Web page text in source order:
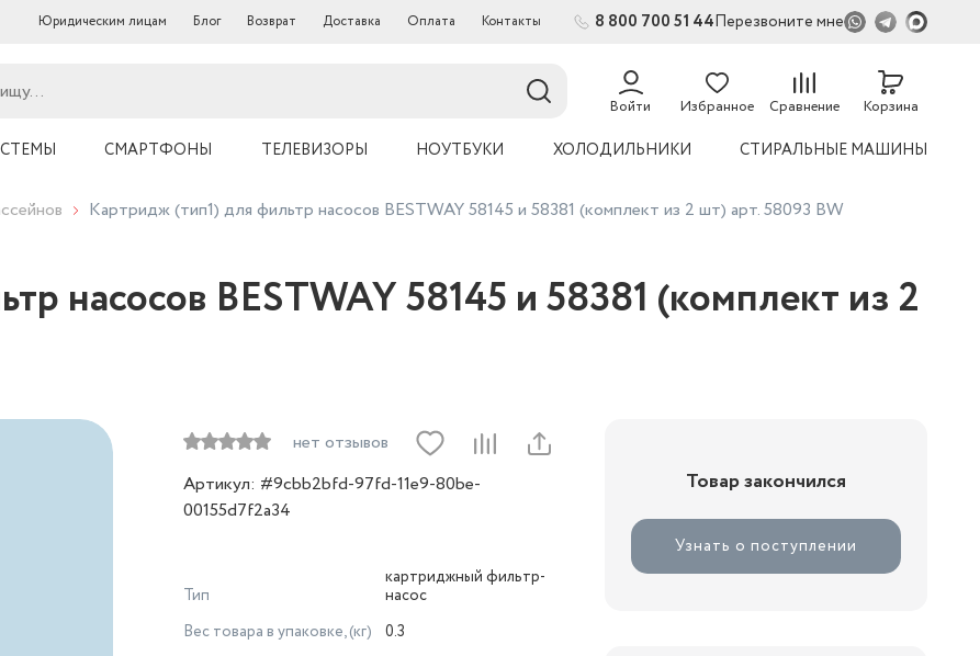
Юридическим лицам Блог Возврат Доставка Оплата Контакты 8 800 700 51 44Перезвоните мне
Войти Избранное Сравнение
54
Корзина
СМАРТФОНЫ ТЕЛЕВИЗОРЫ НОУТБУКИ ХОЛОДИЛЬНИКИ СТИРАЛЬНЫЕ МАШИНЫ
Картридж (тип1) для фильтр насосов BESTWAY 58145 и 58381 (комплект из 2 шт) арт. 58093 BW
насосов BESTWAY 58145 и 58381 (комплект из 2
нет отзывов
Артикул: #9cbb2bfd-97fd-11e9-80be-
00155d7f2a34
Тип
картриджный фильтр-
насос
Вес товара в упаковке, (кг)
0.3
Товар закончился
Узнать о поступлении